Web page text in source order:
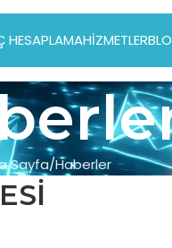
HESAPLAMAHIZMETLER
Sayfa Haberler